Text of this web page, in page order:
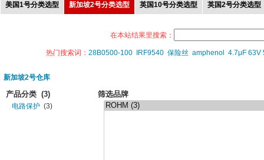
美国1号分类选型 新加坡2号分类选型 英国10号分类选型 英国2号分类选型
在本站结果里搜索：
热门搜索词： 28B0500-100 IRF9540 保险丝 amphenol 4.7μF 63V
新加坡2号仓库
产品分类 (3)
电路保护 (3)
筛选品牌